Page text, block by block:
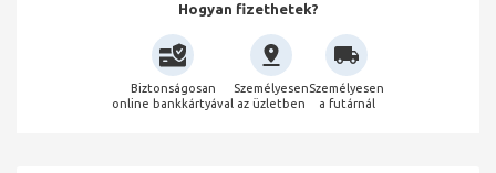
Hogyan fizethetek?
Biztonságosan
online bankkártyával
Személyesen
az üzletben
Személyesen
a futárnál